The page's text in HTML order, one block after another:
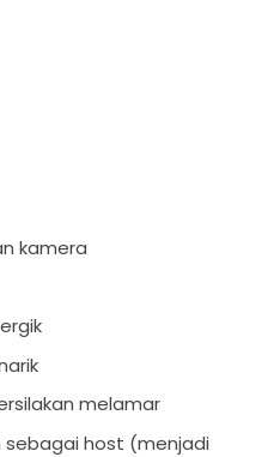
kamera
melamar
sebagai host (menjadi